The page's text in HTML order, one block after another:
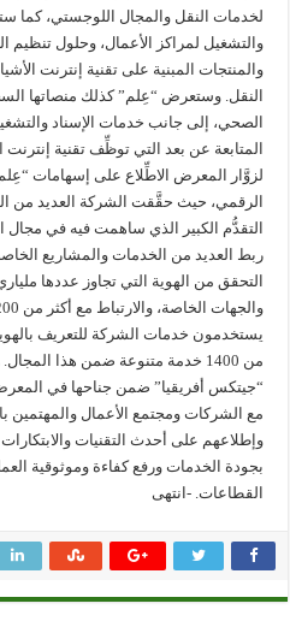
لخدمات النقل والمجال اللوجستي، كما
والتشغيل لمراكز الأعمال، وحلول تنظيم
والمنتجات المبنية على تقنية إنترنت
النقل. وستعرض “عِلم” كذلك منصاتها
الصحي، إلى جانب خدمات الإسناد
المتابعة عن بعد التي توظِّف تقنية
لزوَّار المعرض الاطِّلاع على إسهامات
الرقمي، حيث حقَّقت الشركة العديد من
التقدُّم الكبير الذي ساهمت فيه في مجال
ربط العديد من الخدمات والمشاريع
التحقق من الهوية التي تجاوز عددها
يستخدمون خدمات الشركة للتعريف
من 1400 خدمة متنوعة ضمن هذا
“جيتكس أفريقيا” ضمن جناحها في
مع الشركات ومجتمع الأعمال والمهتمين
وإطلاعهم على أحدث التقنيات
بجودة الخدمات ورفع كفاءة وموثوقية
القطاعات. -انتهى